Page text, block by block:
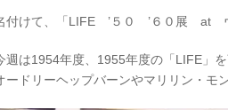
付けて、「LIFE ’５０ ’６０展 at ヴ
週は1954年度、1955年度の「LIFE」を
ードリーヘップバーンやマリリン・モ